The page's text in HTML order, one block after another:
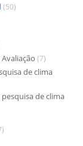
(50)
(7)
de clima
de clima